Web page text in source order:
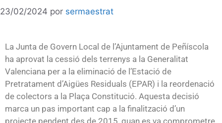
23/02/2024 por sermaestrat
La Junta de Govern Local de l’Ajuntament de Peñíscola
ha aprovat la cessió dels terrenys a la Generalitat
Valenciana per a la eliminació de l’Estació de
Pretratament d’Aigües Residuals (EPAR) i la reordenació
de colectors a la Plaça Constitució. Aquesta decisió
marca un pas important cap a la finalització d’un
projecte pendent des de 2015, quan es va comprometre